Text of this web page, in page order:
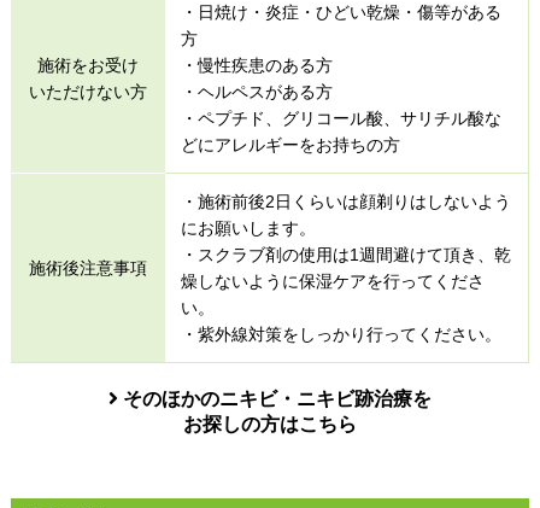
施術をお受け
いただけない方
・日焼け・炎症・ひどい乾燥・傷等がある
方
・慢性疾患のある方
・ヘルペスがある方
・ペプチド、グリコール酸、サリチル酸な
どにアレルギーをお持ちの方
施術後注意事項
・施術前後2日くらいは顔剃りはしないよう
にお願いします。
・スクラブ剤の使用は1週間避けて頂き、乾
燥しないように保湿ケアを行ってくださ
い。
・紫外線対策をしっかり行ってください。
そのほかのニキビ・ニキビ跡治療を
お探しの方はこちら